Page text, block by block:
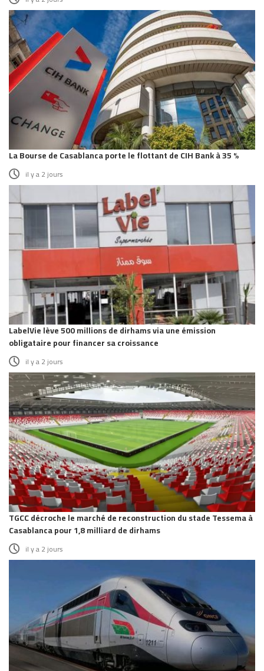
La Bourse de Casablanca porte le flottant de CIH Bank à 35 %
il y a 2 jours
LabelVie lève 500 millions de dirhams via une émission
obligataire pour financer sa croissance
il y a 2 jours
TGCC décroche le marché de reconstruction du stade Tessema à
Casablanca pour 1,8 milliard de dirhams
il y a 2 jours